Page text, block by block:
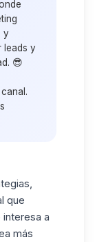
y
leads y
😎
que
a
más